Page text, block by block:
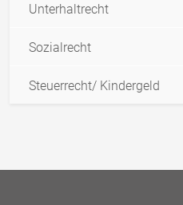
Unterhaltrecht
Sozialrecht
Steuerrecht/ Kindergeld